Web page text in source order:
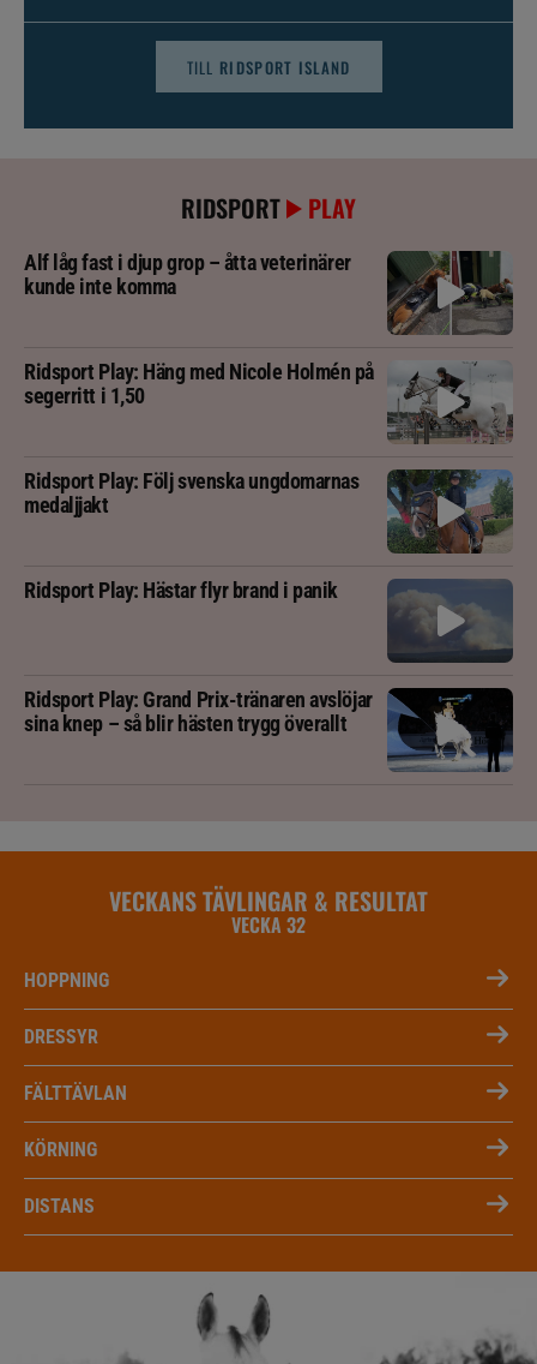
TILL RIDSPORT ISLAND
RIDSPORT PLAY
Alf låg fast i djup grop – åtta veterinärer
kunde inte komma
Ridsport Play: Häng med Nicole Holmén på
segerritt i 1,50
Ridsport Play: Följ svenska ungdomarnas
medaljjakt
Ridsport Play: Hästar flyr brand i panik
Ridsport Play: Grand Prix-tränaren avslöjar
sina knep – så blir hästen trygg överallt
VECKANS TÄVLINGAR & RESULTAT
VECKA 32
HOPPNING
DRESSYR
FÄLTTÄVLAN
KÖRNING
DISTANS